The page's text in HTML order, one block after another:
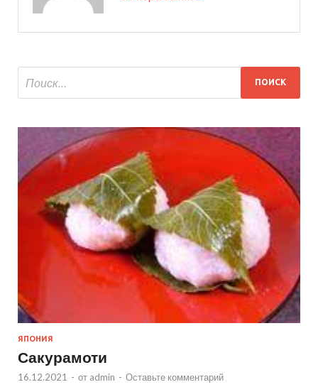
ЯПОНИЯ
Сакурамоти
16.12.2021 - от admin - Оставьте комментарий